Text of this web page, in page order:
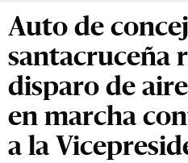
Auto de
santacruceña
disparo de
en marcha
a la